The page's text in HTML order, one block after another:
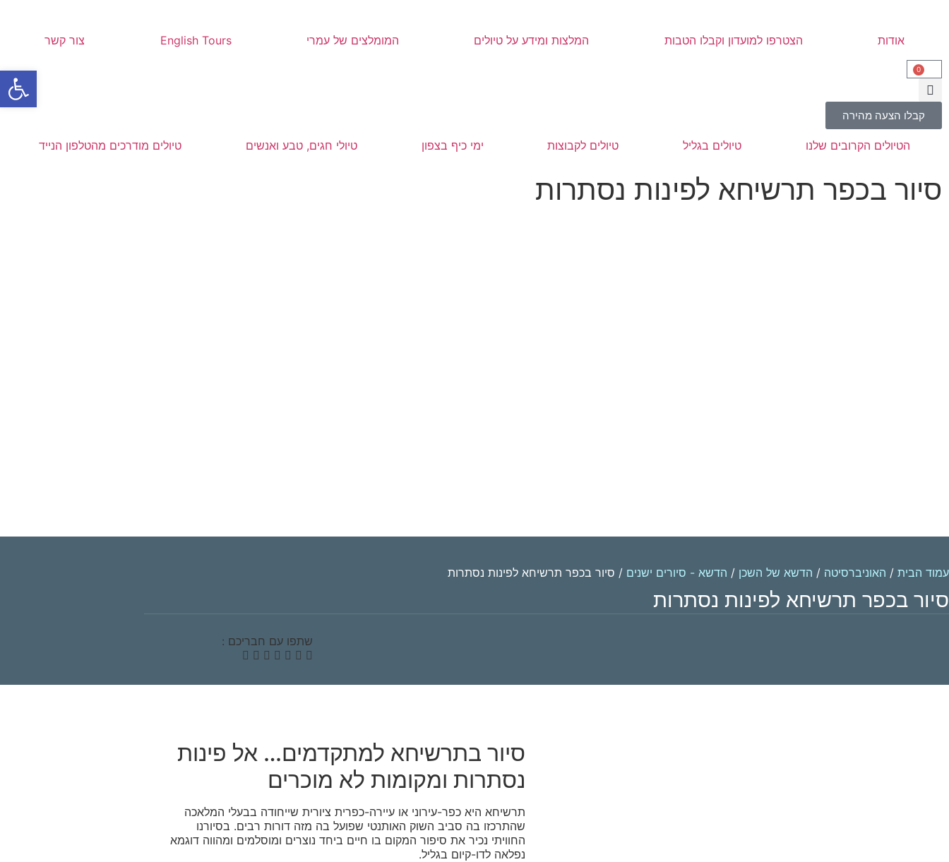
אודות הצטרפו למועדון וקבלו הטבות המלצות ומידע על טיולים המומלצים של עמרי English Tours צור קשר
0
קבלו הצעה מהירה
הטיולים הקרובים שלנו טיולים בגליל טיולים לקבוצות ימי כיף בצפון טיולי חגים, טבע ואנשים טיולים מודרכים מהטלפון הנייד
סיור בכפר תרשיחא לפינות נסתרות
עמוד הבית / האוניברסיטה / הדשא של השכן / הדשא - סיורים ישנים / סיור בכפר תרשיחא לפינות נסתרות
סיור בכפר תרשיחא לפינות נסתרות
שתפו עם חבריכם :
סיור בתרשיחא למתקדמים… אל פינות
נסתרות ומקומות לא מוכרים
תרשיחא היא כפר-עירוני או עיירה-כפרית ציורית שייחודה בבעלי המלאכה
שהתרכזו בה סביב השוק האותנטי שפועל בה מזה דורות רבים. בסיורנו
החוויתי נכיר את סיפור המקום בו חיים ביחד נוצרים ומוסלמים ומהווה דוגמא
נפלאה לדו-קיום בגליל.
פתח